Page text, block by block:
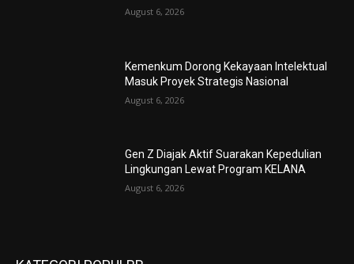
August 6, 2026
Kemenkum Dorong Kekayaan Intelektual
Masuk Proyek Strategis Nasional
August 6, 2026
Gen Z Diajak Aktif Suarakan Kepedulian
Lingkungan Lewat Program KELANA
August 6, 2026